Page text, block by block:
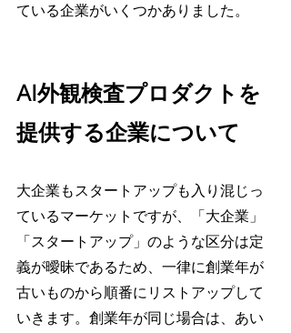
ている企業がいくつかありました。
AI外観検査プロダクトを
提供する企業について
大企業もスタートアップも入り混じっ
ているマーケットですが、「大企業」
「スタートアップ」のような区分は定
義が曖昧であるため、一律に創業年が
古いものから順番にリストアップして
いきます。創業年が同じ場合は、あい